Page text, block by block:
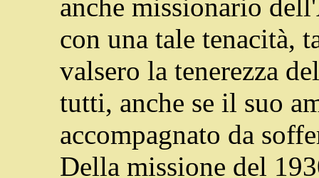
anche missionario
con una tale tenacità,
valsero la tenerezza
tutti, anche se il suo
accompagnato da
Della missione del